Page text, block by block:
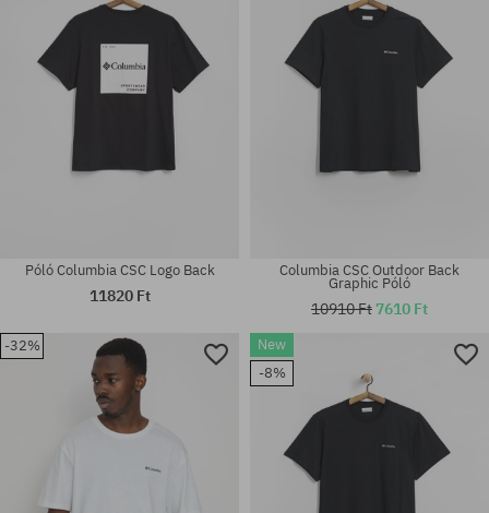
Elérhető méretek:
M; L; XL; XXL
Elérhető méretek:
M; L; XL; XXL
Póló Columbia CSC Logo Back
11820 Ft
Columbia CSC Outdoor Back
Graphic Póló
10910 Ft 7610 Ft
-32%
New
-8%